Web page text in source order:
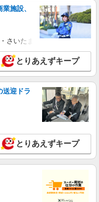
4ヶ月 ※残業代支給 ★交通費
。
10万円支給(規定有) お友達
ンティブ支給(規定有) ゜・。
゜+゜
ショップ
詳細を見る
れる携帯販売
円（経験・能力による） ※
途支給（規定あり） ゜
。○。・゜+゜ 入社祝い金10
+゜・。○。・゜+゜
詳細を見る
気機種に詳しくなれる携帯
施設、
さいたま市岩槻区・久喜市・
とりあえずキープ
送迎ドラ
とりあえずキープ